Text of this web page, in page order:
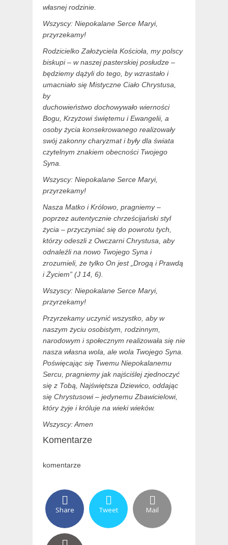
własnej rodzinie.
Wszyscy: Niepokalane Serce Maryi,
przyrzekamy!
Rodzicielko Założyciela Kościoła, my polscy
biskupi – w naszej pasterskiej posłudze –
będziemy dążyli do tego, by wzrastało i
umacniało się Mistyczne Ciało Chrystusa,
by
duchowieństwo dochowywało wierności
Bogu, Krzyżowi świętemu i Ewangelii, a
osoby życia konsekrowanego realizowały
swój zakonny charyzmat i były dla świata
czytelnym znakiem obecności Twojego
Syna.
Wszyscy: Niepokalane Serce Maryi,
przyrzekamy!
Nasza Matko i Królowo, pragniemy –
poprzez autentycznie chrześcijański styl
życia – przyczyniać się do powrotu tych,
którzy odeszli z Owczarni Chrystusa, aby
odnaleźli na nowo Twojego Syna i
zrozumieli, że tylko On jest „Drogą i Prawdą
i Życiem” (J 14, 6).
Wszyscy: Niepokalane Serce Maryi,
przyrzekamy!
Przyrzekamy uczynić wszystko, aby w
naszym życiu osobistym, rodzinnym,
narodowym i społecznym realizowała się nie
nasza własna wola, ale wola Twojego Syna.
Poświęcając się Twemu Niepokalanemu
Sercu, pragniemy jak najściślej zjednoczyć
się z Tobą, Najświętsza Dziewico, oddając
się Chrystusowi – jedynemu Zbawicielowi,
który żyje i króluje na wieki wieków.
Wszyscy: Amen
Komentarze
komentarze
Share Tweet Mail